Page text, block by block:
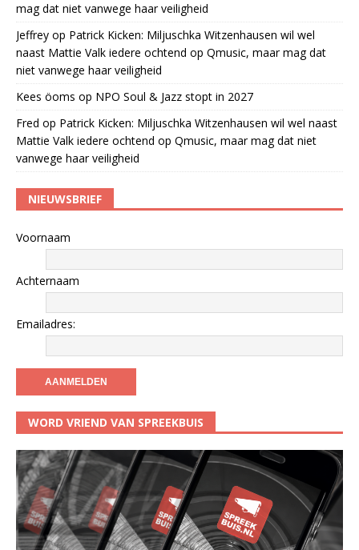
mag dat niet vanwege haar veiligheid
Jeffrey op Patrick Kicken: Miljuschka Witzenhausen wil wel
naast Mattie Valk iedere ochtend op Qmusic, maar mag dat
niet vanwege haar veiligheid
Kees öoms op NPO Soul & Jazz stopt in 2027
Fred op Patrick Kicken: Miljuschka Witzenhausen wil wel naast
Mattie Valk iedere ochtend op Qmusic, maar mag dat niet
vanwege haar veiligheid
NIEUWSBRIEF
Voornaam
Achternaam
Emailadres:
WORD VRIEND VAN SPREEKBUIS